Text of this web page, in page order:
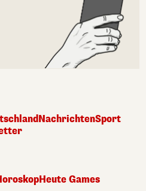
NachrichtenSport
Heute Games